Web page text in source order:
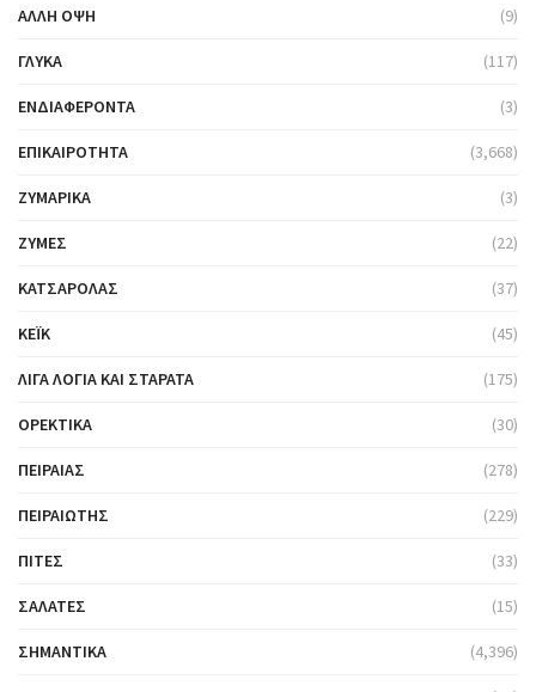
ΆΛΛΗ ΌΨΗ (9)
ΓΛΥΚΆ (117)
ΕΝΔΙΑΦΈΡΟΝΤΑ (3)
ΕΠΙΚΑΙΡΌΤΗΤΑ (3,668)
ΖΥΜΑΡΙΚΆ (3)
ΖΎΜΕΣ (22)
ΚΑΤΣΑΡΌΛΑΣ (37)
ΚΈΙΚ (45)
ΛΊΓΑ ΛΌΓΙΑ ΚΑΙ ΣΤΑΡΆΤΑ (175)
ΟΡΕΚΤΙΚΆ (30)
ΠΕΙΡΑΙΆΣ (278)
ΠΕΙΡΑΙΏΤΗΣ (229)
ΠΊΤΕΣ (33)
ΣΑΛΆΤΕΣ (15)
ΣΗΜΑΝΤΙΚΆ (4,396)